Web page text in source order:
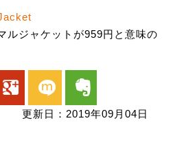
ルジャケットが959円と意味の
google mixi evernote
更新日：2019年09月04日